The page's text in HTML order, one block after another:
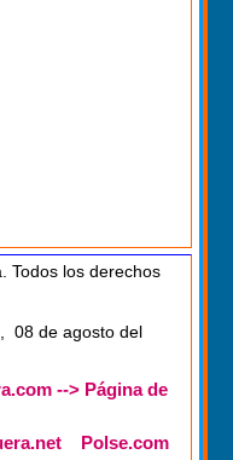
Todos los derechos
08 de agosto del
--> Página de
Polse.com